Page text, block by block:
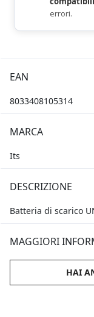
errori.
EAN
8033408105314
MARCA
Its
DESCRIZIONE
Batteria di scarico
MAGGIORI
HAI